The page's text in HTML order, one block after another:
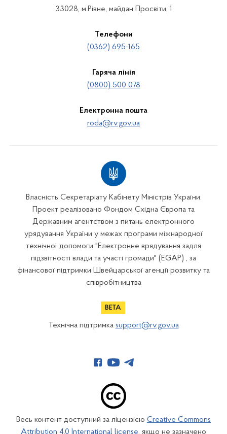
33028, м.Рівне, майдан Просвіти, 1
Телефони
(0362) 695-165
Гаряча лінія
(0800) 500 078
Електронна пошта
roda@rv.gov.ua
Власність Секретаріату Кабінету Міністрів України.
Проект реалізовано Фондом Східна Європа та
Державним агентством з питань електронного
урядування України у межах програми міжнародної
технічної допомоги "Електронне врядування задля
підзвітності влади та участі громади" (EGAP) , за
фінансової підтримки Швейцарської агенції розвитку та
співробітництва
Технічна підтримка support@rv.gov.ua
Весь контент доступний за ліцензією Creative Commons
Attribution 4.0 International license, якщо не зазначено